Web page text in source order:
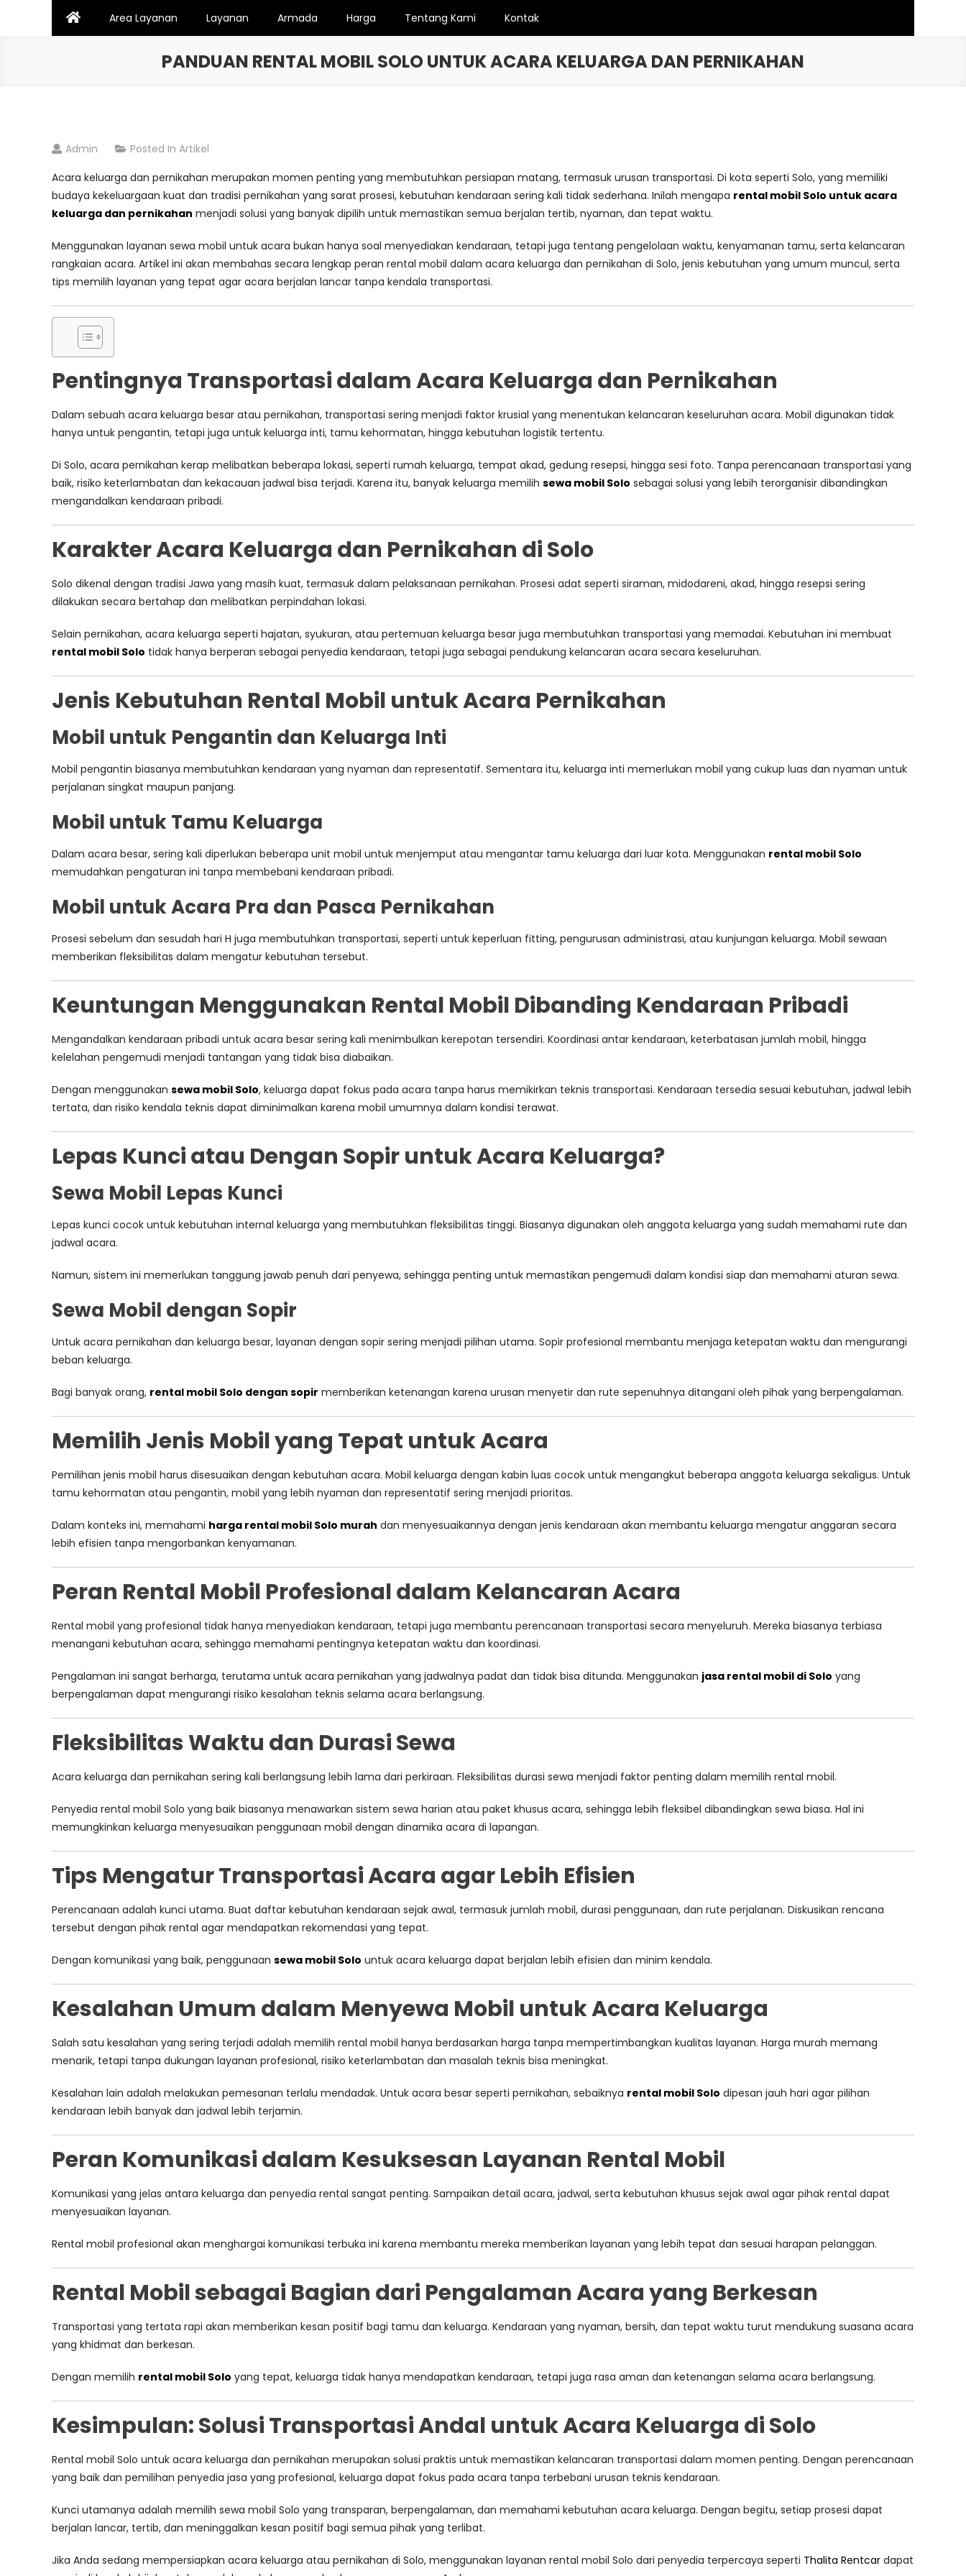
Area Layanan Layanan Armada Harga Tentang Kami Kontak
PANDUAN RENTAL MOBIL SOLO UNTUK ACARA KELUARGA DAN PERNIKAHAN
Admin Posted In Artikel
Acara keluarga dan pernikahan merupakan momen penting yang membutuhkan persiapan matang, termasuk urusan transportasi. Di kota seperti Solo, yang memiliki
budaya kekeluargaan kuat dan tradisi pernikahan yang sarat prosesi, kebutuhan kendaraan sering kali tidak sederhana. Inilah mengapa rental mobil Solo untuk acara
keluarga dan pernikahan menjadi solusi yang banyak dipilih untuk memastikan semua berjalan tertib, nyaman, dan tepat waktu.
Menggunakan layanan sewa mobil untuk acara bukan hanya soal menyediakan kendaraan, tetapi juga tentang pengelolaan waktu, kenyamanan tamu, serta kelancaran
rangkaian acara. Artikel ini akan membahas secara lengkap peran rental mobil dalam acara keluarga dan pernikahan di Solo, jenis kebutuhan yang umum muncul, serta
tips memilih layanan yang tepat agar acara berjalan lancar tanpa kendala transportasi.
Pentingnya Transportasi dalam Acara Keluarga dan Pernikahan
Dalam sebuah acara keluarga besar atau pernikahan, transportasi sering menjadi faktor krusial yang menentukan kelancaran keseluruhan acara. Mobil digunakan tidak
hanya untuk pengantin, tetapi juga untuk keluarga inti, tamu kehormatan, hingga kebutuhan logistik tertentu.
Di Solo, acara pernikahan kerap melibatkan beberapa lokasi, seperti rumah keluarga, tempat akad, gedung resepsi, hingga sesi foto. Tanpa perencanaan transportasi yang
baik, risiko keterlambatan dan kekacauan jadwal bisa terjadi. Karena itu, banyak keluarga memilih sewa mobil Solo sebagai solusi yang lebih terorganisir dibandingkan
mengandalkan kendaraan pribadi.
Karakter Acara Keluarga dan Pernikahan di Solo
Solo dikenal dengan tradisi Jawa yang masih kuat, termasuk dalam pelaksanaan pernikahan. Prosesi adat seperti siraman, midodareni, akad, hingga resepsi sering
dilakukan secara bertahap dan melibatkan perpindahan lokasi.
Selain pernikahan, acara keluarga seperti hajatan, syukuran, atau pertemuan keluarga besar juga membutuhkan transportasi yang memadai. Kebutuhan ini membuat
rental mobil Solo tidak hanya berperan sebagai penyedia kendaraan, tetapi juga sebagai pendukung kelancaran acara secara keseluruhan.
Jenis Kebutuhan Rental Mobil untuk Acara Pernikahan
Mobil untuk Pengantin dan Keluarga Inti
Mobil pengantin biasanya membutuhkan kendaraan yang nyaman dan representatif. Sementara itu, keluarga inti memerlukan mobil yang cukup luas dan nyaman untuk
perjalanan singkat maupun panjang.
Mobil untuk Tamu Keluarga
Dalam acara besar, sering kali diperlukan beberapa unit mobil untuk menjemput atau mengantar tamu keluarga dari luar kota. Menggunakan rental mobil Solo
memudahkan pengaturan ini tanpa membebani kendaraan pribadi.
Mobil untuk Acara Pra dan Pasca Pernikahan
Prosesi sebelum dan sesudah hari H juga membutuhkan transportasi, seperti untuk keperluan fitting, pengurusan administrasi, atau kunjungan keluarga. Mobil sewaan
memberikan fleksibilitas dalam mengatur kebutuhan tersebut.
Keuntungan Menggunakan Rental Mobil Dibanding Kendaraan Pribadi
Mengandalkan kendaraan pribadi untuk acara besar sering kali menimbulkan kerepotan tersendiri. Koordinasi antar kendaraan, keterbatasan jumlah mobil, hingga
kelelahan pengemudi menjadi tantangan yang tidak bisa diabaikan.
Dengan menggunakan sewa mobil Solo, keluarga dapat fokus pada acara tanpa harus memikirkan teknis transportasi. Kendaraan tersedia sesuai kebutuhan, jadwal lebih
tertata, dan risiko kendala teknis dapat diminimalkan karena mobil umumnya dalam kondisi terawat.
Lepas Kunci atau Dengan Sopir untuk Acara Keluarga?
Sewa Mobil Lepas Kunci
Lepas kunci cocok untuk kebutuhan internal keluarga yang membutuhkan fleksibilitas tinggi. Biasanya digunakan oleh anggota keluarga yang sudah memahami rute dan
jadwal acara.
Namun, sistem ini memerlukan tanggung jawab penuh dari penyewa, sehingga penting untuk memastikan pengemudi dalam kondisi siap dan memahami aturan sewa.
Sewa Mobil dengan Sopir
Untuk acara pernikahan dan keluarga besar, layanan dengan sopir sering menjadi pilihan utama. Sopir profesional membantu menjaga ketepatan waktu dan mengurangi
beban keluarga.
Bagi banyak orang, rental mobil Solo dengan sopir memberikan ketenangan karena urusan menyetir dan rute sepenuhnya ditangani oleh pihak yang berpengalaman.
Memilih Jenis Mobil yang Tepat untuk Acara
Pemilihan jenis mobil harus disesuaikan dengan kebutuhan acara. Mobil keluarga dengan kabin luas cocok untuk mengangkut beberapa anggota keluarga sekaligus. Untuk
tamu kehormatan atau pengantin, mobil yang lebih nyaman dan representatif sering menjadi prioritas.
Dalam konteks ini, memahami harga rental mobil Solo murah dan menyesuaikannya dengan jenis kendaraan akan membantu keluarga mengatur anggaran secara
lebih efisien tanpa mengorbankan kenyamanan.
Peran Rental Mobil Profesional dalam Kelancaran Acara
Rental mobil yang profesional tidak hanya menyediakan kendaraan, tetapi juga membantu perencanaan transportasi secara menyeluruh. Mereka biasanya terbiasa
menangani kebutuhan acara, sehingga memahami pentingnya ketepatan waktu dan koordinasi.
Pengalaman ini sangat berharga, terutama untuk acara pernikahan yang jadwalnya padat dan tidak bisa ditunda. Menggunakan jasa rental mobil di Solo yang
berpengalaman dapat mengurangi risiko kesalahan teknis selama acara berlangsung.
Fleksibilitas Waktu dan Durasi Sewa
Acara keluarga dan pernikahan sering kali berlangsung lebih lama dari perkiraan. Fleksibilitas durasi sewa menjadi faktor penting dalam memilih rental mobil.
Penyedia rental mobil Solo yang baik biasanya menawarkan sistem sewa harian atau paket khusus acara, sehingga lebih fleksibel dibandingkan sewa biasa. Hal ini
memungkinkan keluarga menyesuaikan penggunaan mobil dengan dinamika acara di lapangan.
Tips Mengatur Transportasi Acara agar Lebih Efisien
Perencanaan adalah kunci utama. Buat daftar kebutuhan kendaraan sejak awal, termasuk jumlah mobil, durasi penggunaan, dan rute perjalanan. Diskusikan rencana
tersebut dengan pihak rental agar mendapatkan rekomendasi yang tepat.
Dengan komunikasi yang baik, penggunaan sewa mobil Solo untuk acara keluarga dapat berjalan lebih efisien dan minim kendala.
Kesalahan Umum dalam Menyewa Mobil untuk Acara Keluarga
Salah satu kesalahan yang sering terjadi adalah memilih rental mobil hanya berdasarkan harga tanpa mempertimbangkan kualitas layanan. Harga murah memang
menarik, tetapi tanpa dukungan layanan profesional, risiko keterlambatan dan masalah teknis bisa meningkat.
Kesalahan lain adalah melakukan pemesanan terlalu mendadak. Untuk acara besar seperti pernikahan, sebaiknya rental mobil Solo dipesan jauh hari agar pilihan
kendaraan lebih banyak dan jadwal lebih terjamin.
Peran Komunikasi dalam Kesuksesan Layanan Rental Mobil
Komunikasi yang jelas antara keluarga dan penyedia rental sangat penting. Sampaikan detail acara, jadwal, serta kebutuhan khusus sejak awal agar pihak rental dapat
menyesuaikan layanan.
Rental mobil profesional akan menghargai komunikasi terbuka ini karena membantu mereka memberikan layanan yang lebih tepat dan sesuai harapan pelanggan.
Rental Mobil sebagai Bagian dari Pengalaman Acara yang Berkesan
Transportasi yang tertata rapi akan memberikan kesan positif bagi tamu dan keluarga. Kendaraan yang nyaman, bersih, dan tepat waktu turut mendukung suasana acara
yang khidmat dan berkesan.
Dengan memilih rental mobil Solo yang tepat, keluarga tidak hanya mendapatkan kendaraan, tetapi juga rasa aman dan ketenangan selama acara berlangsung.
Kesimpulan: Solusi Transportasi Andal untuk Acara Keluarga di Solo
Rental mobil Solo untuk acara keluarga dan pernikahan merupakan solusi praktis untuk memastikan kelancaran transportasi dalam momen penting. Dengan perencanaan
yang baik dan pemilihan penyedia jasa yang profesional, keluarga dapat fokus pada acara tanpa terbebani urusan teknis kendaraan.
Kunci utamanya adalah memilih sewa mobil Solo yang transparan, berpengalaman, dan memahami kebutuhan acara keluarga. Dengan begitu, setiap prosesi dapat
berjalan lancar, tertib, dan meninggalkan kesan positif bagi semua pihak yang terlibat.
Jika Anda sedang mempersiapkan acara keluarga atau pernikahan di Solo, menggunakan layanan rental mobil Solo dari penyedia terpercaya seperti Thalita Rentcar dapat